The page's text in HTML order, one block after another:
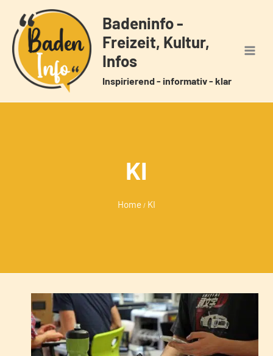
Inhalt
springen
Badeninfo -
Freizeit, Kultur,
Infos
Inspirierend - informativ - klar
KI
Home / KI